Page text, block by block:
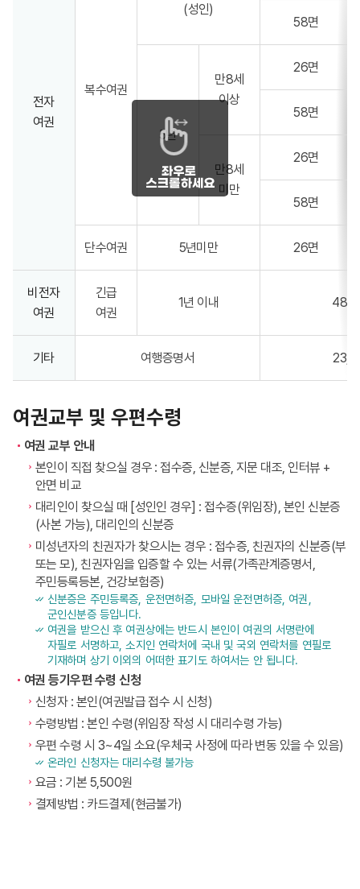
전자
여권
복수여권
(성인)
58면
5년
만8세
이상
26면
58면
만8세
미만
26면
58면
단수여권 5년미만 26면
비전자
여권
긴급
여권
1년 이내
기타 여행증명서
여권교부 및 우편수령
여권 교부 안내
본인이 직접 찾으실 경우 : 접수증, 신분증, 지문 대조, 인터뷰 +
안면 비교
대리인이 찾으실 때 [성인인 경우] : 접수증(위임장), 본인 신분증
(사본 가능), 대리인의 신분증
미성년자의 친권자가 찾으시는 경우 : 접수증, 친권자의 신분증(부
또는 모), 친권자임을 입증할 수 있는 서류(가족관계증명서,
주민등록등본, 건강보험증)
신분증은 주민등록증, 운전면허증, 모바일 운전면허증, 여권,
군인신분증 등입니다.
여권을 받으신 후 여권상에는 반드시 본인이 여권의 서명란에
자필로 서명하고, 소지인 연락처에 국내 및 국외 연락처를 연필로
기재하며 상기 이외의 어떠한 표기도 하여서는 안 됩니다.
여권 등기우편 수령 신청
신청자 : 본인(여권발급 접수 시 신청)
수령방법 : 본인 수령(위임장 작성 시 대리수령 가능)
우편 수령 시 3~4일 소요(우체국 사정에 따라 변동 있을 수 있음)
온라인 신청자는 대리수령 불가능
요금 : 기본 5,500원
결제방법 : 카드결제(현금불가)